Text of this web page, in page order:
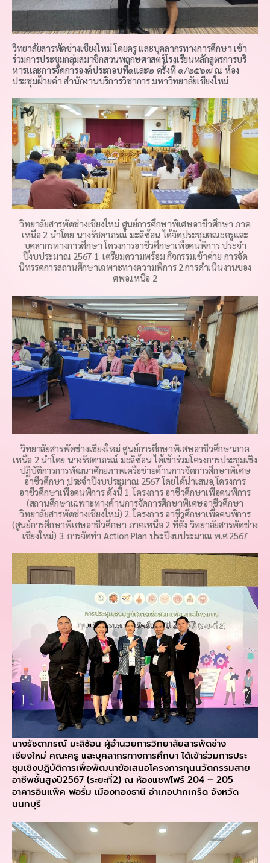
วิทยาลัยสารพัดช่างเชียงใหม่ โดยครู และบุคลากรทางการศึกษา เข้า
ร่วมการประชุมกลุ่มสมาชิกสวนพฤกษศาสตร์โรงเรียนหลักสูตรการบริ
หารเเละการจัดการองค์ประกอบที่๑และ๒ ครั้งที่ ๑/๒๕๖๗ ณ ห้อง
ประชุมฝ้ายคำ สำนักงานบริการวิชาการ มหาวิทยาลัยเชียงใหม่
วิทยาลัยสารพัดช่างเชียงใหม่ ศูนย์การศึกษาพิเศษอาชีวศึกษา ภาค
เหนือ 2 นำโดย นางรัชดาภรณ์ มะลิซ้อน ได้จัดประชุมคณะครูและ
บุคลากรทางการศึกษา โครงการอาชีวศึกษาเพื่อคนพิการ ประจำ
ปีงบประมาณ 2567 1. เตรียมความพร้อม กิจกรรมเข้าค่าย การจัด
นิทรรศการสถานศึกษาเฉพาะทางความพิการ 2.การดำเนินงานของ
ศพอ.เหนือ 2
วิทยาลัยสารพัดช่างเชียงใหม่ ศูนย์การศึกษาพิเศษอาชีวศึกษาภาค
เหนือ 2 นำโดย นางรัชดาภรณ์ มะลิซ้อน ได้เข้าร่วมโครงการประชุมเชิง
ปฏิบัติการการพัฒนาศักยภาพเครือข่ายด้านการจัดการศึกษาพิเศษ
อาชีวศึกษา ประจำปีงบประมาณ 2567 โดยได้นำเสนอ โครงการ
อาชีวศึกษาเพื่อคนพิการ ดังนี้ 1. โครงการ อาชีวศึกษาเพื่อคนพิการ
(สถานศึกษาเฉพาะทางด้านการจัดการศึกษาพิเศษอาชีวศึกษา
วิทยาลัยสารพัดช่างเชียงใหม่) 2. โครงการ อาชีวศึกษาเพื่อคนพิการ
(ศูนย์การศึกษาพิเศษอาชีวศึกษา ภาคเหนือ 2 ที่ตั้ง วิทยาลัยสารพัดช่าง
เชียงใหม่) 3. การจัดทำ Action Plan ประปีงบประมาณ พ.ศ.2567
นางรัชดาภรณ์ มะลิซ้อน ผู้อำนวยการวิทยาลัยสารพัดช่าง
เชียงใหม่ คณะครู และบุคลากรทางการศึกษา ได้เข้าร่วมการประ
ชุมเชิงปฎิบัติการเพื่อพัฒนาข้อเสนอโครงการทุนนวัตกรรมสาย
อาชีพชั้นสูงปี2567 (ระยะที่2) ณ ห้องแชฟไฟร์ 204 – 205
อาคารอินแพ็ค ฟอรั่ม เมืองทองธานี อำเภอปากเกร็ด จังหวัด
นนทบุรี